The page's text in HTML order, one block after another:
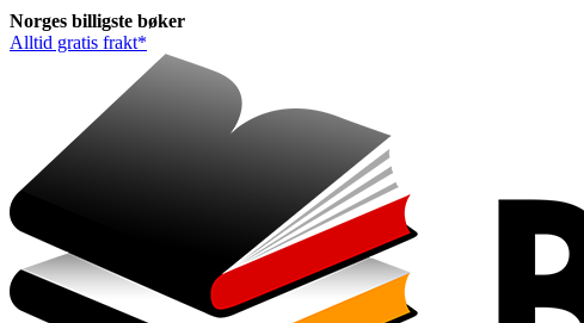
Norges billigste bøker
Alltid gratis frakt*